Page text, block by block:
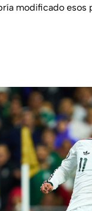
modificado esos